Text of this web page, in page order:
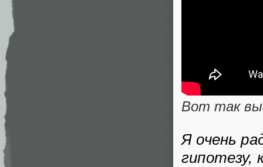
Вот так
Я очень
гипотезу,